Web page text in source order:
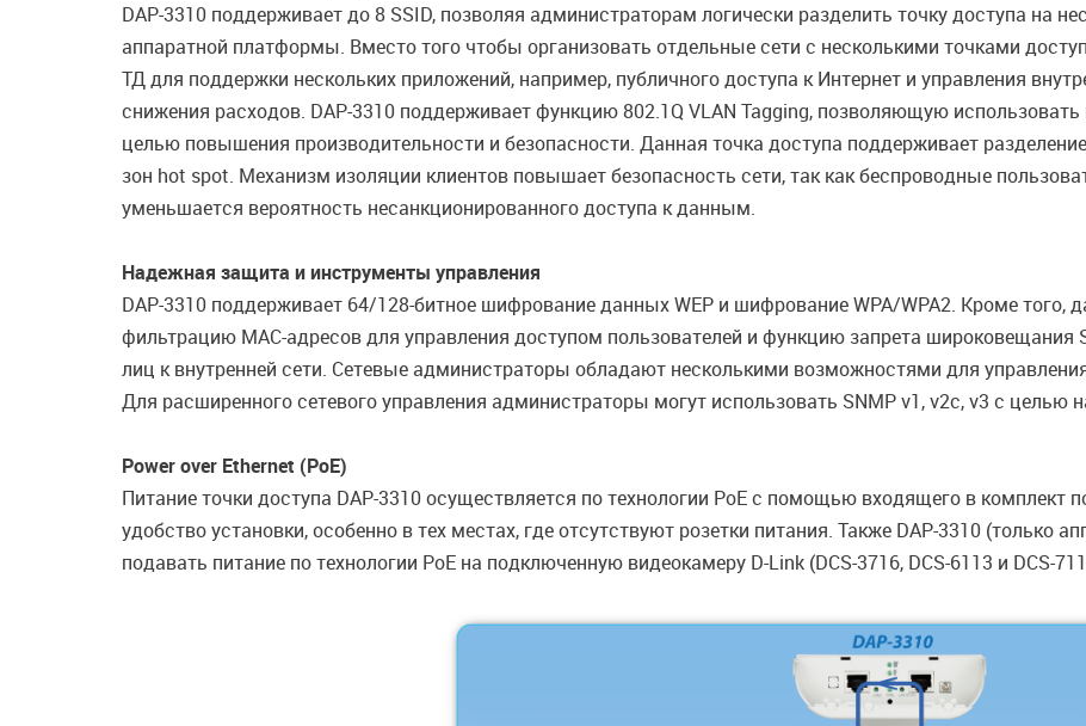
DAP-3310 поддерживает до 8 SSID, позволяя администраторам логически разделить точку доступа на
аппаратной платформы. Вместо того чтобы организовать отдельные сети с несколькими точками
ТД для поддержки нескольких приложений, например, публичного доступа к Интернет и управления
снижения расходов. DAP-3310 поддерживает функцию 802.1Q VLAN Tagging, позволяющую
целью повышения производительности и безопасности. Данная точка доступа поддерживает
зон hot spot. Механизм изоляции клиентов повышает безопасность сети, так как беспроводные
уменьшается вероятность несанкционированного доступа к данным.
Надежная защита и инструменты управления
DAP-3310 поддерживает 64/128-битное шифрование данных WEP и шифрование WPA/WPA2. Кроме того,
фильтрацию MAC-адресов для управления доступом пользователей и функцию запрета широковещания
лиц к внутренней сети. Сетевые администраторы обладают несколькими возможностями для
Для расширенного сетевого управления администраторы могут использовать SNMP v1, v2c, v3 с целью
Power over Ethernet (PoE)
Питание точки доступа DAP-3310 осуществляется по технологии PoE с помощью входящего в комплект
удобство установки, особенно в тех местах, где отсутствуют розетки питания. Также DAP-3310 (только
подавать питание по технологии PoE на подключенную видеокамеру D-Link (DCS-3716, DCS-6113 и DCS-